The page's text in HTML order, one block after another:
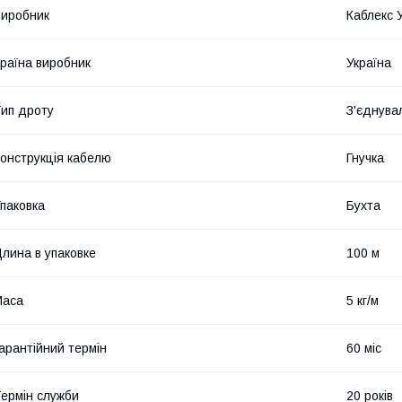
Каблекс
виробник Україна
дроту
кабелю Гнучка
Бухта
в упаковке 100 м
5 кг/м
термін 60 міс
служби 20 років